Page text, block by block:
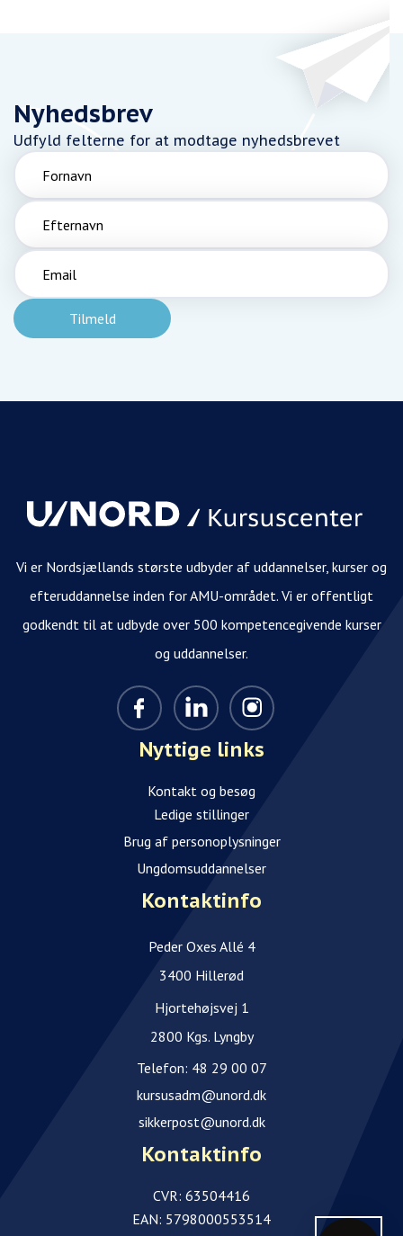
Nyhedsbrev
Udfyld felterne for at modtage nyhedsbrevet
Fornavn
Efternavn
Email
Vi er Nordsjællands største udbyder af uddannelser, kurser og
efteruddannelse inden for AMU-området. Vi er offentligt
godkendt til at udbyde over 500 kompetencegivende kurser
og uddannelser.
Nyttige links
Kontakt og besøg
Ledige stillinger
Brug af personoplysninger
Ungdomsuddannelser
Kontaktinfo
Peder Oxes Allé 4
3400 Hillerød
Hjortehøjsvej 1
2800 Kgs. Lyngby
Telefon: 48 29 00 07
kursusadm@unord.dk
sikkerpost@unord.dk
Kontaktinfo
CVR: 63504416
EAN: 5798000553514